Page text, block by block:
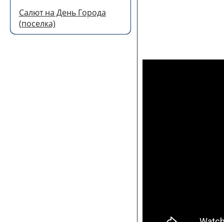
Салют на День Города
(поселка)